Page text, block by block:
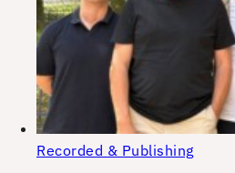
Recorded & Publishing